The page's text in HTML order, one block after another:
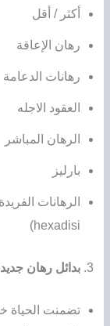
أكثر / أقل
رهان الإعاقة
رهانات الدعامة
العقود الاجله
الرهان المباشر
بارليز
hexadisi)
بدائل رهان
تضمنت الحياة